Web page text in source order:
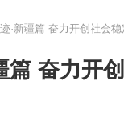
·新疆篇 奋力开创社会
篇 奋力开